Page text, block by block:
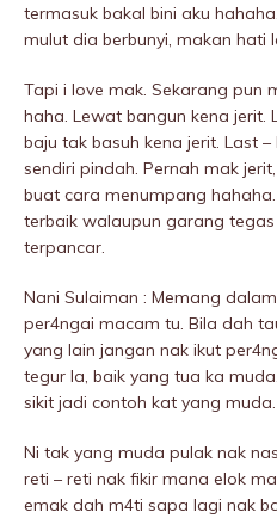
termasuk bakal bini aku
mulut dia berbunyi, makan hati
Tapi i love mak. Sekarang pun
haha. Lewat bangun kena jerit.
baju tak basuh kena jerit. Last
sendiri pindah. Pernah mak
buat cara menumpang
terbaik walaupun garang
terpancar.
Nani Sulaiman : Memang
per4ngai macam tu. Bila dah
yang lain jangan nak ikut
tegur la, baik yang tua ka
sikit jadi contoh kat yang muda.
Ni tak yang muda pulak nak
reti – reti nak fikir mana elok
emak dah m4ti sapa lagi nak